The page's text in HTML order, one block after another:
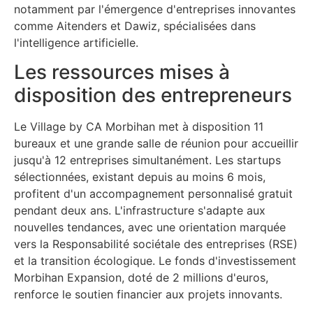
notamment par l'émergence d'entreprises innovantes
comme Aitenders et Dawiz, spécialisées dans
l'intelligence artificielle.
Les ressources mises à
disposition des entrepreneurs
Le Village by CA Morbihan met à disposition 11
bureaux et une grande salle de réunion pour accueillir
jusqu'à 12 entreprises simultanément. Les startups
sélectionnées, existant depuis au moins 6 mois,
profitent d'un accompagnement personnalisé gratuit
pendant deux ans. L'infrastructure s'adapte aux
nouvelles tendances, avec une orientation marquée
vers la Responsabilité sociétale des entreprises (RSE)
et la transition écologique. Le fonds d'investissement
Morbihan Expansion, doté de 2 millions d'euros,
renforce le soutien financier aux projets innovants.